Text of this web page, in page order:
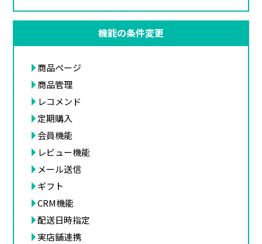
機能の条件変更
商品ページ
商品管理
レコメンド
定期購入
会員機能
レビュー機能
メール送信
ギフト
CRM機能
配送日時指定
実店舗連携